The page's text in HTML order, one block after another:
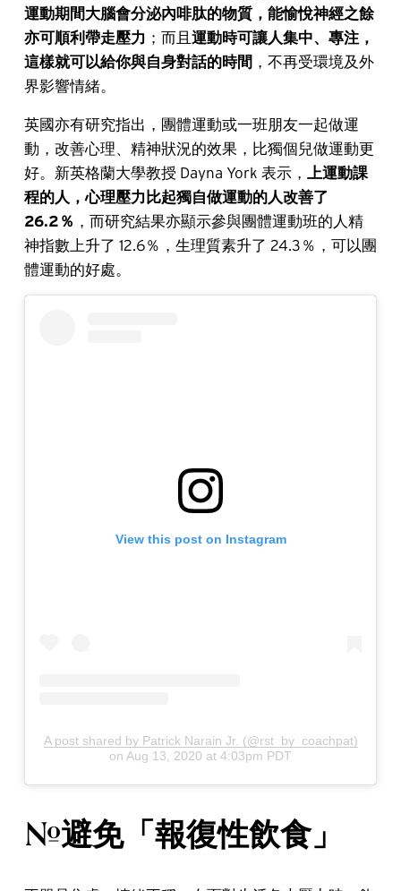
運動期間大腦會分泌內啡肽的物質，能愉悅神經之餘
亦可順利帶走壓力 ；而且 運動時可讓人集中、專注，
這樣就可以給你與自身對話的時間 ，不再受環境及外
界影響情緒。
英國亦有研究指出，團體運動或一班朋友一起做運
動，改善心理、精神狀況的效果，比獨個兒做運動更
好。新英格蘭大學教授 Dayna York 表示，
上運動課
程的人，心理壓力比起獨自做運動的人改善了
26.2％ ，而研究結果亦顯示參與團體運動班的人精
神指數上升了 12.6％，生理質素升了 24.3％，可以團
體運動的好處。
View this post on Instagram
A post shared by Patrick Narain Jr. (@rst_by_coachpat)
on Aug 13, 2020 at 4:03pm PDT
#避免「報復性飲食」